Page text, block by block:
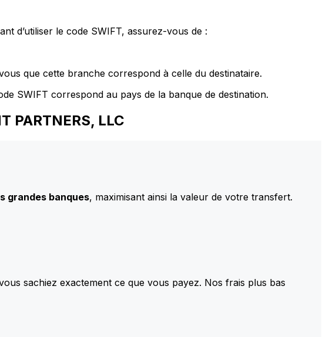
d’utiliser le code SWIFT, assurez-vous de :
que cette branche correspond à celle du destinataire.
SWIFT correspond au pays de la banque de destination.
PARTNERS, LLC
grandes banques, maximisant ainsi la valeur de votre transfert.
sachiez exactement ce que vous payez. Nos frais plus bas